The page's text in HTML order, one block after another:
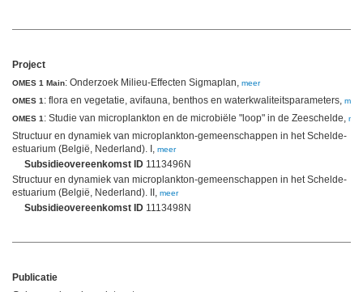
Project
OMES 1 Main: Onderzoek Milieu-Effecten Sigmaplan, meer
OMES 1: flora en vegetatie, avifauna, benthos en waterkwaliteitsparameters, meer
OMES 1: Studie van microplankton en de microbiële "loop" in de Zeeschelde,
Structuur en dynamiek van microplankton-gemeenschappen in het Schelde-
estuarium (België, Nederland). I, meer
Subsidieovereenkomst ID 1113496N
Structuur en dynamiek van microplankton-gemeenschappen in het Schelde-
estuarium (België, Nederland). II, meer
Subsidieovereenkomst ID 1113498N
Publicatie